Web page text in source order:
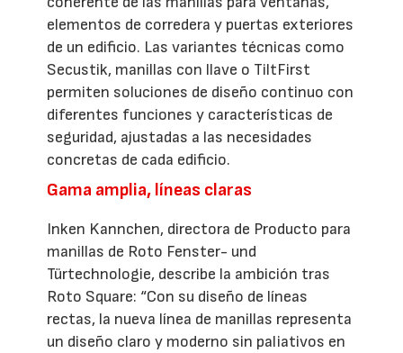
elementos de corredera y puertas exteriores
de un edificio. Las variantes técnicas como
Secustik, manillas con llave o TiltFirst
permiten soluciones de diseño continuo con
diferentes funciones y características de
seguridad, ajustadas a las necesidades
concretas de cada edificio.
Gama amplia, líneas claras
Inken Kannchen, directora de Producto para
manillas de Roto Fenster- und
Türtechnologie, describe la ambición tras
Roto Square: “Con su diseño de líneas
rectas, la nueva línea de manillas representa
un diseño claro y moderno sin paliativos en